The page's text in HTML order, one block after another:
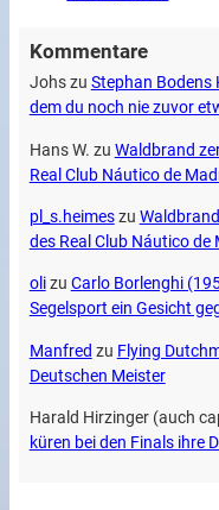
Kommentare
Johszu Stephan Bodens
dem du noch nie zuvor
Hans W. zu Waldbrand
Real Club Náutico de
pl_s.heimeszu
des Real Club Náutico de
olizu Carlo Borlenghi
Segelsport ein Gesicht
Manfred zu Flying
Deutschen Meister
Harald Hirzinger (auch
küren bei den Finals ihre